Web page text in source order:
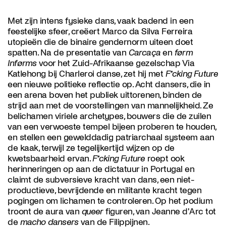
Met zijn intens fysieke dans, vaak badend in een
feestelijke sfeer, creëert Marco da Silva Ferreira
utopieën die de binaire gendernorm uiteen doet
spatten. Na de presentatie van Carcaçaen førm
Inførmsvoor het Zuid-Afrikaanse gezelschap Via
Katlehong bij Charleroi danse, zet hij met F*cking Future
een nieuwe politieke reflectie op. Acht dansers, die in
een arena boven het publiek uittorenen, binden de
strijd aan met de voorstellingen van mannelijkheid. Ze
belichamen viriele archetypes, bouwers die de zuilen
van een verwoeste tempel bijeen proberen te houden,
en stellen een gewelddadig patriarchaal systeem aan
de kaak, terwijl ze tegelijkertijd wijzen op de
kwetsbaarheid ervan.F*cking Future roept ook
herinneringen op aan de dictatuur in Portugal en
claimt de subversieve kracht van dans, een niet-
productieve, bevrijdende en militante kracht tegen
pogingen om lichamen te controleren. Op het podium
troont de aura van queerfiguren, van Jeanne d'Arc tot
de macho dansersvan de Filippijnen.